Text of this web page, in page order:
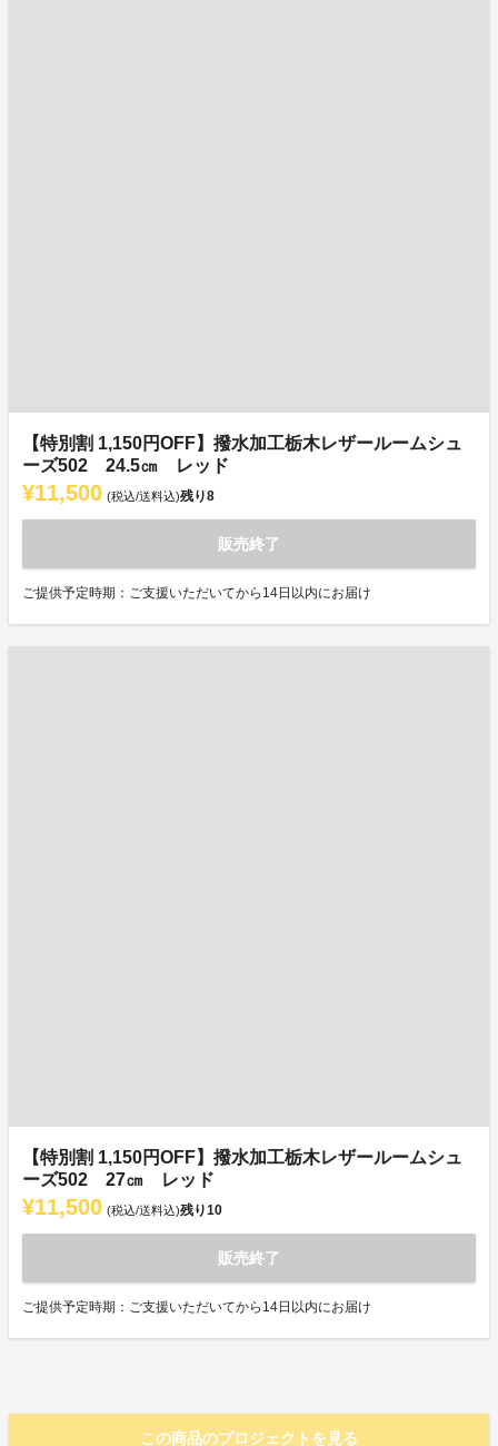
【特別割 1,150円OFF】撥水加工栃木レザールームシュ
ーズ502 24.5㎝ レッド
¥11,500 (税込/送料込)残り8
販売終了
ご提供予定時期：ご支援いただいてから14日以内にお届け
【特別割 1,150円OFF】撥水加工栃木レザールームシュ
ーズ502 27㎝ レッド
¥11,500 (税込/送料込)残り10
販売終了
ご提供予定時期：ご支援いただいてから14日以内にお届け
この商品のプロジェクトを見る